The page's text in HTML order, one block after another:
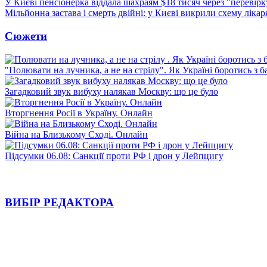
У Києві пенсіонерка віддала шахраям $18 тисяч через
Мільйонна застава і смерть двійні: у Києві викрили схему
Сюжети
"Полювати на лучника, а не на стрілу". Як Україні боротись з
Загадковий звук вибуху налякав Москву: що це було
Вторгнення Росії в Україну. Онлайн
Війна на Близькому Сході. Онлайн
Підсумки 06.08: Санкції проти РФ і дрон у Лейпцигу
ВИБІР РЕДАКТОРА